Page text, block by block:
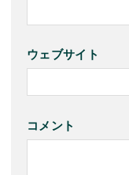
ウェブサイト
コメント